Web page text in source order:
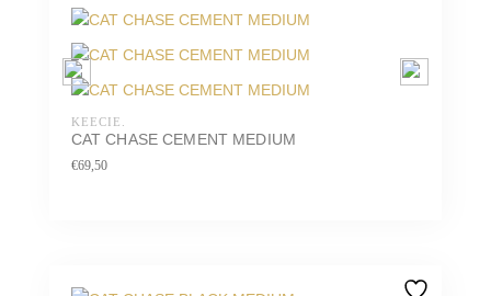
KEECIE.
CAT CHASE CEMENT MEDIUM
€69,50